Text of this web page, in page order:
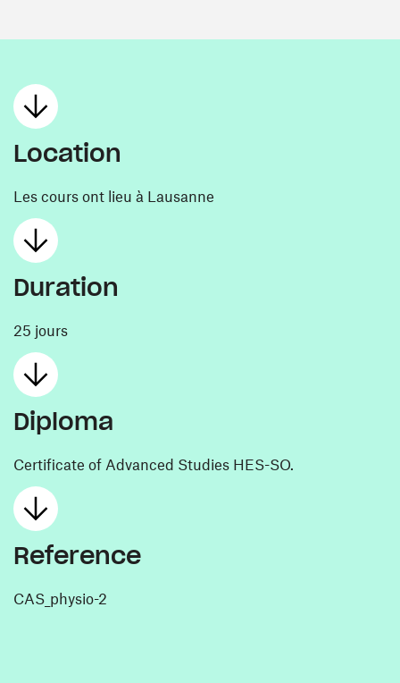
Location
Les cours ont lieu à Lausanne
Duration
25 jours
Diploma
Certificate of Advanced Studies HES-SO.
Reference
CAS_physio-2